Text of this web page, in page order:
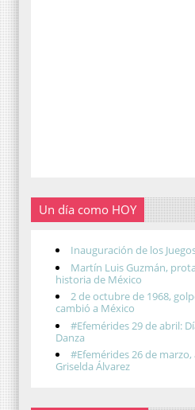
Un día como HOY
Inauguración de los
Martín Luis Guzmán,
historia de México
2 de octubre de 1968,
cambió a México
#Efemérides 29 de abril:
Danza
#Efemérides 26 de
Griselda Álvarez